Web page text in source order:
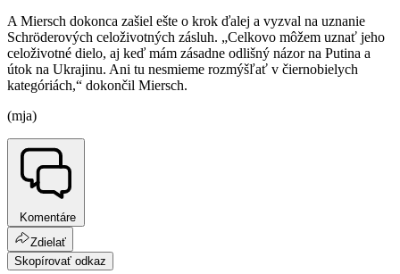
A Miersch dokonca zašiel ešte o krok ďalej a vyzval na uznanie
Schröderových celoživotných zásluh. „Celkovo môžem uznať jeho
celoživotné dielo, aj keď mám zásadne odlišný názor na Putina a
útok na Ukrajinu. Ani tu nesmieme rozmýšľať v čiernobielych
kategóriách,“ dokončil Miersch.
(mja)
Komentáre
Zdielať
Skopírovať odkaz